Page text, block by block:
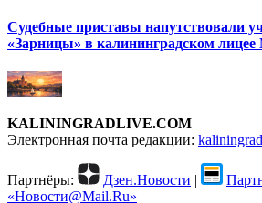
Судебные приставы напутствовали
«Зарницы» в калининградском
KALININGRADLIVE.COM
Электронная почта редакции:
Партнёры: Дзен.Новости |
«Новости@Mail.Ru»